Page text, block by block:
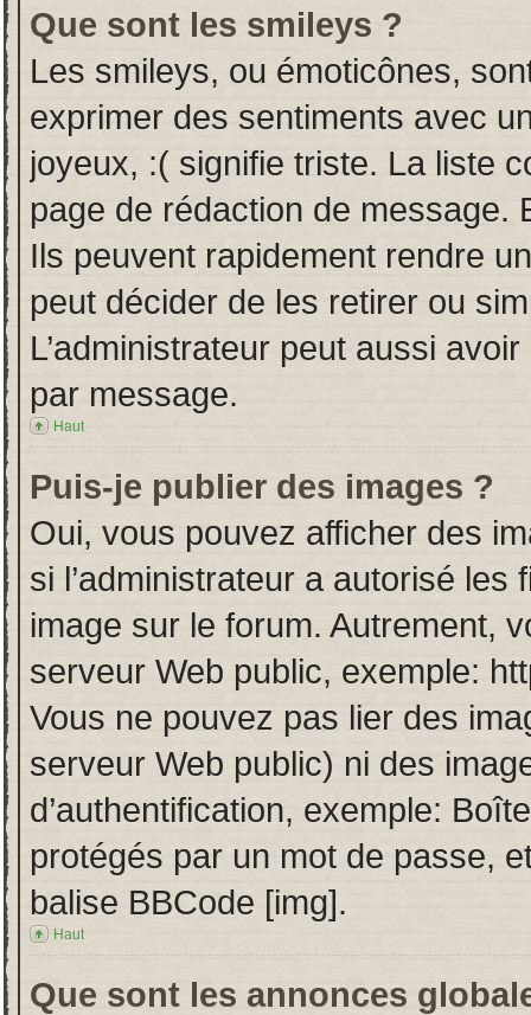
Que sont les smileys ?
Les smileys, ou émoticônes,
exprimer des sentiments avec
joyeux, :( signifie triste. La liste
page de rédaction de message.
Ils peuvent rapidement rendre
peut décider de les retirer ou
L’administrateur peut aussi
par message.
Haut
Puis-je publier des images ?
Oui, vous pouvez afficher des
si l’administrateur a autorisé
image sur le forum. Autrement,
serveur Web public, exemple:
Vous ne pouvez pas lier des
serveur Web public) ni des
d’authentification, exemple:
protégés par un mot de passe,
balise BBCode [img].
Haut
Que sont les annonces